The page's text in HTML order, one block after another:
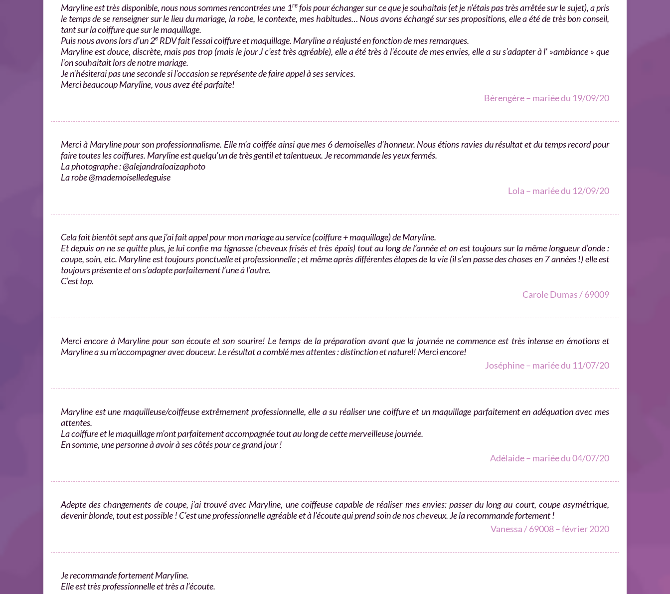
Maryline est très disponible, nous nous sommes rencontrées une 1refois pour échanger sur ce que je souhaitais (et je n’étais pas très arrêtée sur le sujet), a pris
le temps de se renseigner sur le lieu du mariage, la robe, le contexte, mes habitudes… Nous avons échangé sur ses propositions, elle a été de très bon conseil,
tant sur la coiffure que sur le maquillage.
Puis nous avons lors d’un 2e RDV fait l’essai coiffure et maquillage. Maryline a réajusté en fonction de mes remarques.
Maryline est douce, discrète, mais pas trop (mais le jour J c’est très agréable), elle a été très à l’écoute de mes envies, elle a su s’adapter à l' »ambiance » que
l’on souhaitait lors de notre mariage.
Je n’hésiterai pas une seconde si l’occasion se représente de faire appel à ses services.
Merci beaucoup Maryline, vous avez été parfaite!
Bérengère – mariée du 19/09/20
Merci à Maryline pour son professionnalisme. Elle m’a coiffée ainsi que mes 6 demoiselles d’honneur. Nous étions ravies du résultat et du temps record pour
faire toutes les coiffures. Maryline est quelqu’un de très gentil et talentueux. Je recommande les yeux fermés.
La photographe : @alejandraloaizaphoto
La robe @mademoiselledeguise
Lola – mariée du 12/09/20
Cela fait bientôt sept ans que j’ai fait appel pour mon mariage au service (coiffure + maquillage) de Maryline.
Et depuis on ne se quitte plus, je lui confie ma tignasse (cheveux frisés et très épais) tout au long de l’année et on est toujours sur la même longueur d’onde​ :
coupe, soin, etc. Maryline est toujours ponctuelle et professionnelle​ ; et même après différentes étapes de la vie (il s’en passe des choses en 7 années​ !) elle est
toujours présente et on s’adapte parfaitement l’une à l’autre.
C’est top.
Carole Dumas / 69009
Merci encore à Maryline pour son écoute et son sourire! Le temps de la préparation avant que la journée ne commence est très intense en émotions et
Maryline a su m’accompagner avec douceur. Le résultat a comblé mes attentes : distinction et naturel! Merci encore!
Joséphine – mariée du 11/07/20
Maryline est une maquilleuse/coiffeuse extrêmement professionnelle, elle a su réaliser une coiffure et un maquillage parfaitement en adéquation avec mes
attentes.
La coiffure et le maquillage m’ont parfaitement accompagnée tout au long de cette merveilleuse journée.
En somme, une personne à avoir à ses côtés pour ce grand jour !
Adélaide – mariée du 04/07/20
Adepte des changements de coupe, j’ai trouvé avec Maryline, une coiffeuse capable de réaliser mes envies: passer du long au court, coupe asymétrique,
devenir blonde, tout est possible ! C’est une professionnelle agréable et à l’écoute qui prend soin de nos cheveux. Je la recommande fortement !
Vanessa / 69008 – février 2020
Je recommande fortement Maryline.
Elle est très professionnelle et très a l’écoute.